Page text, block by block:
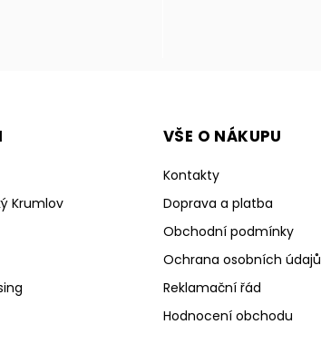
Krumlov
VŠE O NÁKUPU
Kontakty
Doprava a platba
Obchodní podmínky
Ochrana osobních údajů
Reklamační řád
Hodnocení obchodu